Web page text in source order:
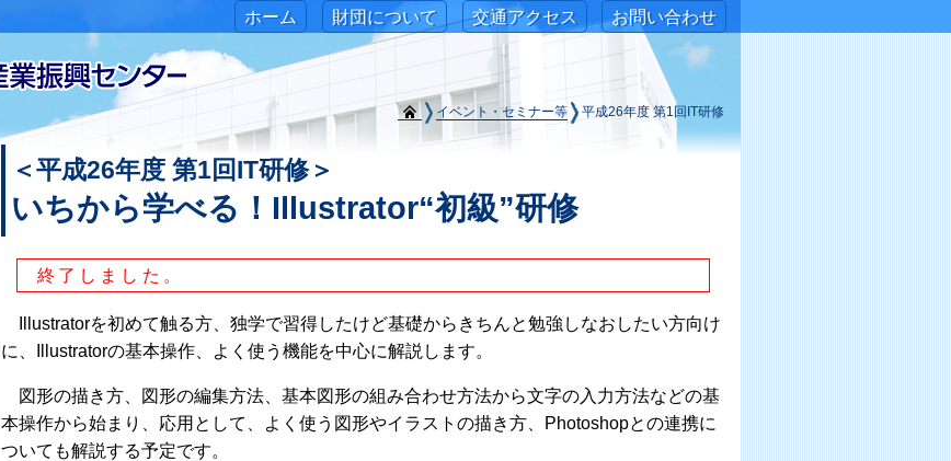
ホーム 財団について 交通アクセス お問い合わせ
イベント・セミナー等 平成26年度 第1回IT研修
＜平成26年度 第1回IT研修＞
いちから学べる！Illustrator“初級”研修
終了しました。
Illustratorを初めて触る方、独学で習得したけど基礎からきちんと勉強しなおしたい方向け
に、Illustratorの基本操作、よく使う機能を中心に解説します。
図形の描き方、図形の編集方法、基本図形の組み合わせ方法から文字の入力方法などの基
本操作から始まり、応用として、よく使う図形やイラストの描き方、Photoshopとの連携に
ついても解説する予定です。